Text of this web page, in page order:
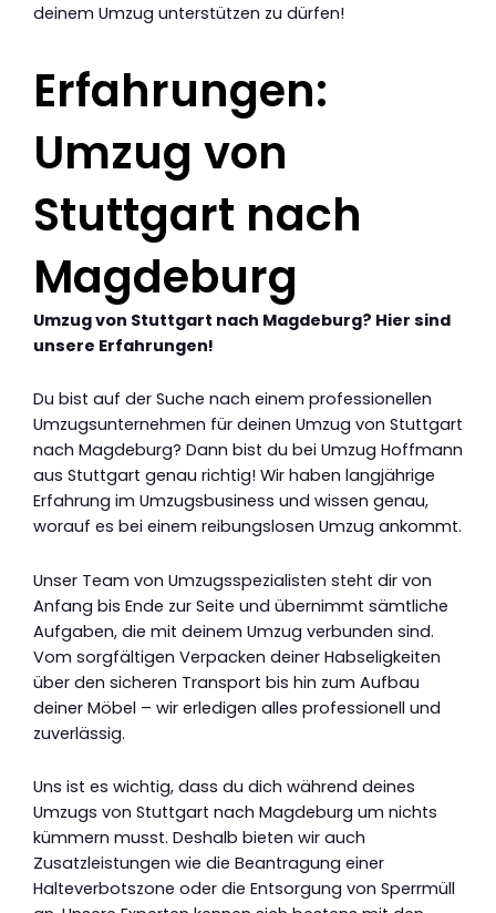
deinem Umzug unterstützen zu dürfen!
Erfahrungen:
Umzug von
Stuttgart nach
Magdeburg
Umzug von Stuttgart nach Magdeburg? Hier sind
unsere Erfahrungen!
Du bist auf der Suche nach einem professionellen
Umzugsunternehmen für deinen Umzug von Stuttgart
nach Magdeburg? Dann bist du bei Umzug Hoffmann
aus Stuttgart genau richtig! Wir haben langjährige
Erfahrung im Umzugsbusiness und wissen genau,
worauf es bei einem reibungslosen Umzug ankommt.
Unser Team von Umzugsspezialisten steht dir von
Anfang bis Ende zur Seite und übernimmt sämtliche
Aufgaben, die mit deinem Umzug verbunden sind.
Vom sorgfältigen Verpacken deiner Habseligkeiten
über den sicheren Transport bis hin zum Aufbau
deiner Möbel – wir erledigen alles professionell und
zuverlässig.
Uns ist es wichtig, dass du dich während deines
Umzugs von Stuttgart nach Magdeburg um nichts
kümmern musst. Deshalb bieten wir auch
Zusatzleistungen wie die Beantragung einer
Halteverbotszone oder die Entsorgung von Sperrmüll